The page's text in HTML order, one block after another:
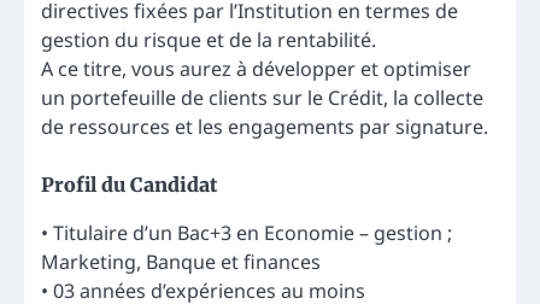
directives fixées par l’Institution en termes de
gestion du risque et de la rentabilité.
A ce titre, vous aurez à développer et optimiser
un portefeuille de clients sur le Crédit, la collecte
de ressources et les engagements par signature.
Profil du Candidat
• Titulaire d’un Bac+3 en Economie – gestion ;
Marketing, Banque et finances
• 03 années d’expériences au moins